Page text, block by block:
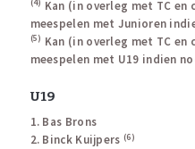
Kan (in overleg met TC en
meespelen met Junioren
(5) Kan (in overleg met TC en
meespelen met U19 indien
U19
1. Bas Brons
2. Binck Kuijpers (6)